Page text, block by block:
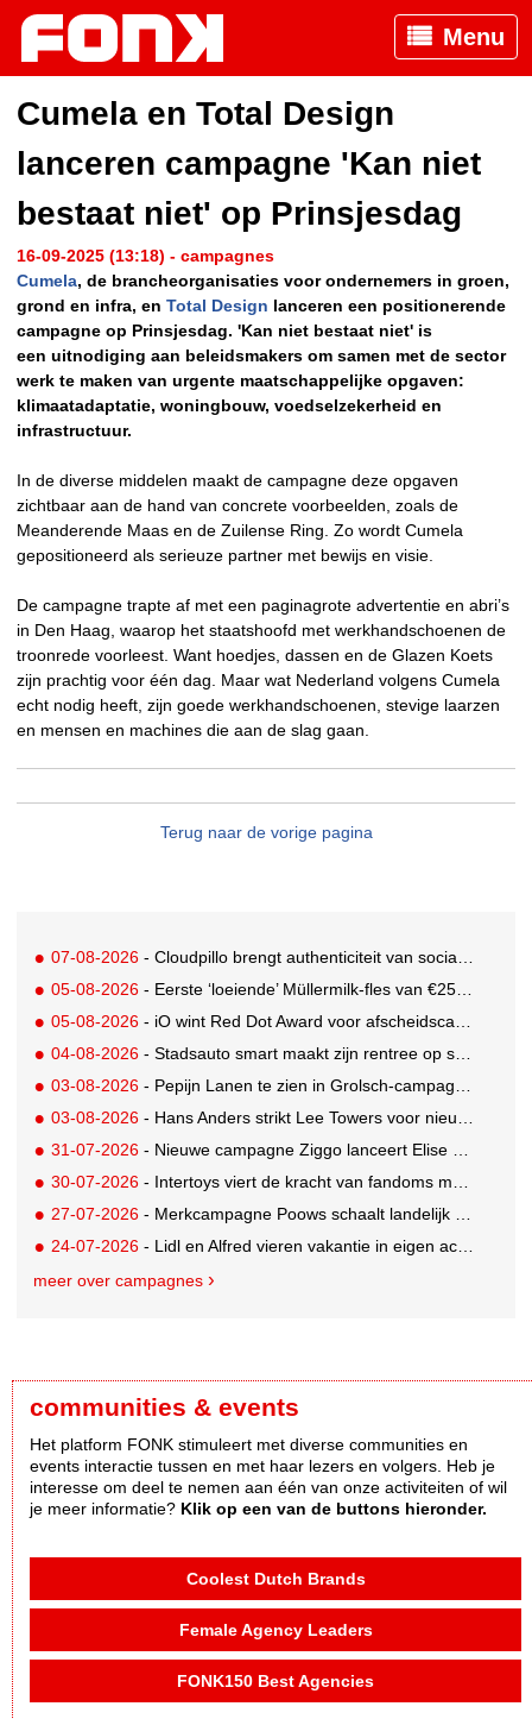
Menu
Cumela en Total Design
lanceren campagne 'Kan niet
bestaat niet' op Prinsjesdag
16-09-2025 (13:18) - campagnes
Cumela, de brancheorganisaties voor ondernemers in groen,
grond en infra, en Total Design lanceren een positionerende
campagne op Prinsjesdag. 'Kan niet bestaat niet' is
een uitnodiging aan beleidsmakers om samen met de sector
werk te maken van urgente maatschappelijke opgaven:
klimaatadaptatie, woningbouw, voedselzekerheid en
infrastructuur.
In de diverse middelen maakt de campagne deze opgaven
zichtbaar aan de hand van concrete voorbeelden, zoals de
Meanderende Maas en de Zuilense Ring. Zo wordt Cumela
gepositioneerd als serieuze partner met bewijs en visie.
De campagne trapte af met een paginagrote advertentie en abri’s
in Den Haag, waarop het staatshoofd met werkhandschoenen de
troonrede voorleest. Want hoedjes, dassen en de Glazen Koets
zijn prachtig voor één dag. Maar wat Nederland volgens Cumela
echt nodig heeft, zijn goede werkhandschoenen, stevige laarzen
en mensen en machines die aan de slag gaan.
Terug naar de vorige pagina
07-08-2026 - Cloudpillo brengt authenticiteit van social naar tv
05-08-2026 - Eerste ‘loeiende’ Müllermilk-fles van €25.000,- gevonden
05-08-2026 - iO wint Red Dot Award voor afscheidscampagne Peter Houtman bij Feyenoord
04-08-2026 - Stadsauto smart maakt zijn rentree op straat met een wereldwijde muurschilderingcampagne
03-08-2026 - Pepijn Lanen te zien in Grolsch-campagne voor nieuwe Grolsch CAL
03-08-2026 - Hans Anders strikt Lee Towers voor nieuwe campagne
31-07-2026 - Nieuwe campagne Ziggo lanceert Elise Schaap als expert over de Nederlandse voetbalbeleving
30-07-2026 - Intertoys viert de kracht van fandoms met nieuwe social media campagne rondom Olivia Rodrigo
27-07-2026 - Merkcampagne Poows schaalt landelijk op met gerichte Out of Home strategie
24-07-2026 - Lidl en Alfred vieren vakantie in eigen achtertuin
meer over campagnes
communities & events
Het platform FONK stimuleert met diverse communities en
events interactie tussen en met haar lezers en volgers. Heb je
interesse om deel te nemen aan één van onze activiteiten of wil
je meer informatie? Klik op een van de buttons hieronder.
Coolest Dutch Brands
Female Agency Leaders
FONK150 Best Agencies